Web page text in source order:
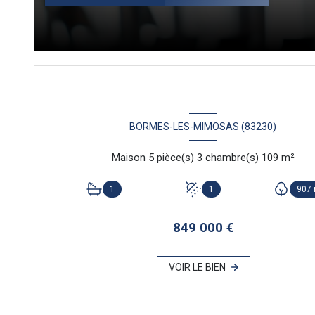
BORMES-LES-MIMOSAS (83230)
Maison 5 pièce(s) 3 chambre(s) 109 m²
1 1 907
849 000 €
VOIR LE BIEN